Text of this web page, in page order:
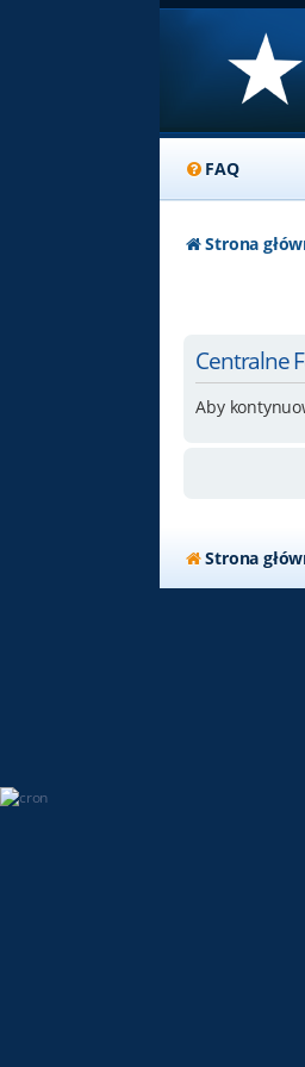
FAQ
Strona
Centralne
Aby
Strona